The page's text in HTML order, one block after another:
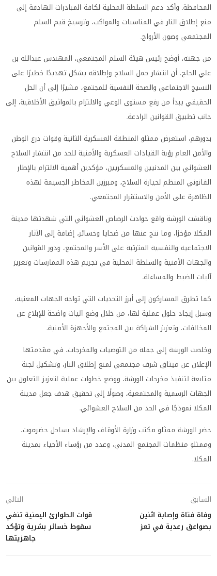
المحافظة. وأكد دعم السلطة المحلية لكافة المبادرات الهادفة إلى
منع إطلاق النار في المناسبات والمواكب، وترسيخ قيم السلم
المجتمعي وصون الأرواح.
من جهته، أوضح رئيس هيئة السلم المجتمعي، المهندس عبدالله بن
علي الحاج، أن انتشار حمل السلاح وإطلاقه يشكل تهديدًا خطيرًا على
النسيج الاجتماعي والصحة النفسية للمجتمع، مشيرًا إلى أن الحل
الحقيقي يبدأ من رفع مستوى الوعي والالتزام بالمواثيق الأخلاقية، إلى
جانب تطبيق القوانين الرادعة.
بدورهم، استعرض ممثلو المنطقة العسكرية الثانية وقوات درع الوطن
والأمن العام رؤية القيادات العسكرية والأمنية للحد من انتشار السلاح
العشوائي بين المدنيين والعسكريين، مؤكدين أهمية الالتزام بالإطار
القانوني المنظم لحيازة السلاح، ومبرزين المخاطر الجسيمة لهذه
الظاهرة على الأمن والاستقرار المجتمعي.
وناقشت الورشة واقع حوادث الرصاص العشوائي التي شهدتها مدينة
المكلا مؤخرًا، وما نتج عنها من ضحايا وخسائر، إضافة إلى الآثار
الاجتماعية والنفسية المترتبة على الأسر والمجتمع، ودور القوانين
والجهات الأمنية والسلطة المحلية في تجريم هذه الممارسات وتعزيز
آليات الضبط والمساءلة.
كما تطرق المشاركون إلى أبرز التحديات التي تواجه الجهات المعنية،
وسبل إيجاد حلول عملية لها، من خلال وضع آليات واضحة للإبلاغ عن
المخالفات، وتعزيز الشراكة بين المجتمع والأجهزة الأمنية.
وخلصت الورشة إلى جملة من التوصيات والمخرجات، في مقدمتها
الإعلان عن ميثاق شرف مجتمعي لمنع إطلاق النار، وتشكيل لجنة
متابعة لتنفيذ مخرجات الورشة، ووضع خطوات عملية لتعزيز التعاون بين
الجهات الرسمية والمجتمعية، وصولًا إلى تحقيق هدف جعل مدينة
المكلا نموذجًا في الحد من السلاح العشوائي.
حضر الورشة ممثلو مكتب وزارة الأوقاف والإرشاد بساحل حضرموت،
وممثلو منظمات المجتمع المدني، وعدد من رؤساء الأحياء بمدينة
المكلا.
السابق
وفاة فتاة وإصابة اثنين
بصواعق رعدية في تعز
التالي
قوات الطوارئ اليمنية تنفي
سقوط خسائر بشرية وتؤكد
جاهزيتها